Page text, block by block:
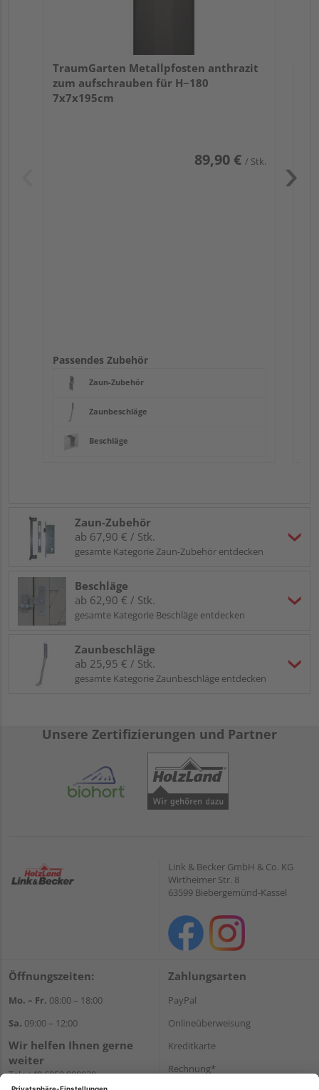
TraumGarten Metallpfosten anthrazit
zum aufschrauben für H~180
7x7x195cm
89,90 € / Stk.
Passendes Zubehör
Zaun-Zubehör
Zaunbeschläge
Beschläge
Zaun-Zubehör
ab 67,90 € / Stk.
gesamte Kategorie Zaun-Zubehör entdecken
Beschläge
ab 62,90 € / Stk.
gesamte Kategorie Beschläge entdecken
Zaunbeschläge
ab 25,95 € / Stk.
gesamte Kategorie Zaunbeschläge entdecken
Unsere Zertifizierungen und Partner
Link & Becker GmbH & Co. KG
Wirtheimer Str. 8
63599 Biebergemünd-Kassel
Öffnungszeiten:
Mo. – Fr. 08:00 – 18:00
Sa. 09:00 – 12:00
Wir helfen Ihnen gerne
weiter
Tel.:+49 6050 908030
E-Mail:shop@holzland-
Zahlungsarten
PayPal
Onlineüberweisung
Kreditkarte
Rechnung*